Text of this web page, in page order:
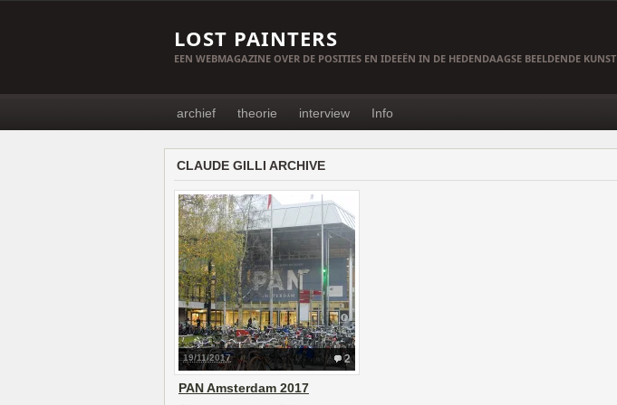
LOST PAINTERS
EEN WEBMAGAZINE OVER DE POSITIES EN IDEEËN IN DE HEDENDAAGSE BEELDENDE KUNST
archief theorie interview Info
CLAUDE GILLI ARCHIVE
2
19/11/2017
PAN Amsterdam 2017